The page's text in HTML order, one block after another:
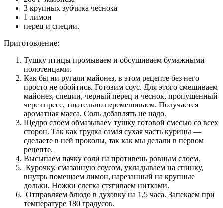
3 крупных зубчика чеснока
1 лимон
перец и специи.
Приготовление:
Тушку птицы промываем и обсушиваем бумажными
полотенцами.
Как бы ни ругали майонез, в этом рецепте без него
просто не обойтись. Готовим соус. Для этого смешиваем
майонез, специи, черный перец и чеснок, пропущенный
через пресс, тщательно перемешиваем. Получается
ароматная масса. Соль добавлять не надо.
Щедро слоем обмазываем тушку готовой смесью со всех
сторон. Так как грудка самая сухая часть курицы —
сделаете в ней проколы, так как мы делали в первом
рецепте.
Высыпаем пачку соли на противень ровным слоем.
Курочку, смазанную соусом, укладываем на спинку,
внутрь помещаем лимон, нарезанный на крупные
дольки. Ножки слегка стягиваем нитками.
Отправляем блюдо в духовку на 1,5 часа. Запекаем при
температуре 180 градусов.